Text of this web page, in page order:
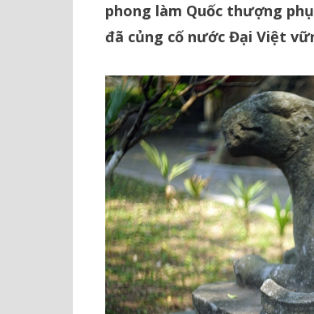
phong làm Quốc thượng
đã củng cố nước Đại Việt